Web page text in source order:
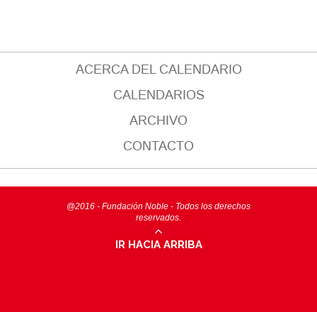
ACERCA DEL CALENDARIO
CALENDARIOS
ARCHIVO
CONTACTO
@2016 - Fundación Noble - Todos los derechos
reservados.
IR HACIA ARRIBA